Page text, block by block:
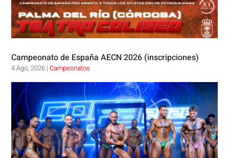
Campeonato de España AECN 2026 (inscripciones)
4 Ago, 2026 |Campeonatos